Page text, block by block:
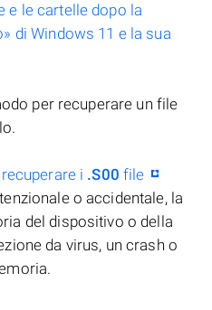
e le cartelle dopo la
di Windows 11 e la sua
per recuperare un file
i .S00 file
o accidentale, la
del dispositivo o della
da virus, un crash o